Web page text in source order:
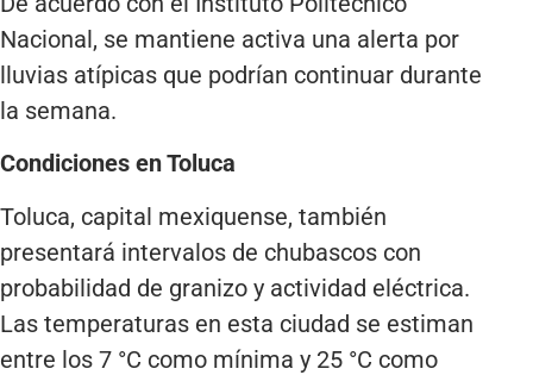
Nacional, se mantiene activa una alerta por
lluvias atípicas que podrían continuar durante
la semana.
Condiciones en Toluca
Toluca, capital mexiquense, también
presentará intervalos de chubascos con
probabilidad de granizo y actividad eléctrica.
Las temperaturas en esta ciudad se estiman
entre los 7 °C como mínima y 25 °C como